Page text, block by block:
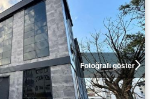
Fotoğrafı göster